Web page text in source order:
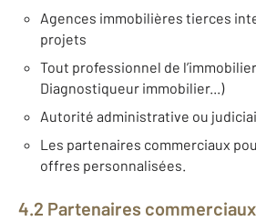
Agences immobilières tierces
projets
Tout professionnel de
Diagnostiqueur immobilier...)
Autorité administrative ou
Les partenaires commerciaux
offres personnalisées.
4.2 Partenaires commerciaux